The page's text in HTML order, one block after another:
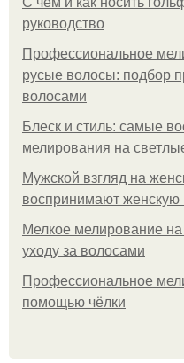
руководство
Профессиональное
русые волосы: подбор
волосами
Блеск и стиль: самые
мелирования на
Мужской взгляд на
воспринимают женскую
Мелкое мелирование на
уходу за волосами
Профессиональное
помощью чёлки